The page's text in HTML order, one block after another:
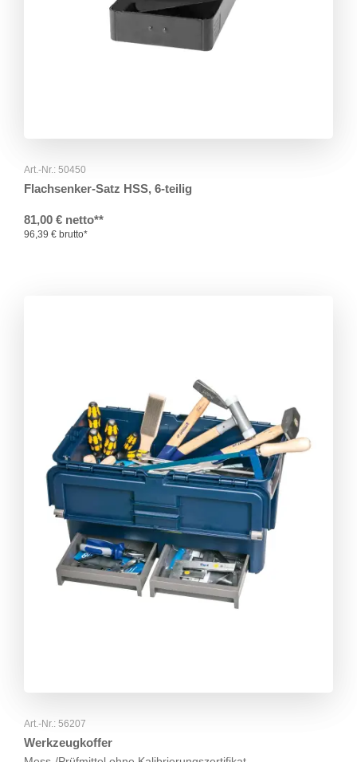
Art.-Nr.: 50450
Flachsenker-Satz HSS, 6-teilig
81,00 € netto**
96,39 € brutto*
Art.-Nr.: 56207
Werkzeugkoffer